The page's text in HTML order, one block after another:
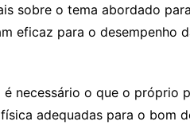
sobre o tema abordado
eficaz para o desempenho
é necessário o que o próprio
adequadas para o bom